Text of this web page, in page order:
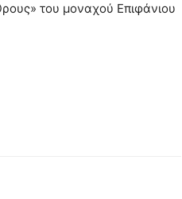
του μοναχού Επιφάνιου